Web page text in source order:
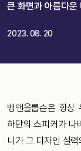
큰 화면과 아름다운
2023. 08. 20
뱅앤올룹슨은 항상
하단의 스피커가 나
니가 그 디자인 실